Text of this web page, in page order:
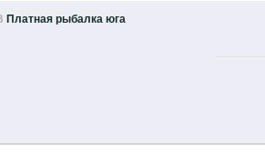
Платная рыбалка юга